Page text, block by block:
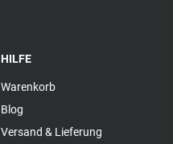
HILFE
Warenkorb
Blog
Versand & Lieferung